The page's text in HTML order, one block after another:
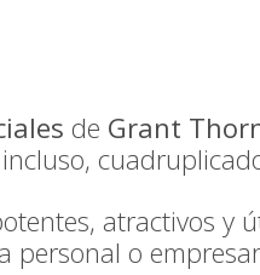
de Grant
atractivos y
personal o